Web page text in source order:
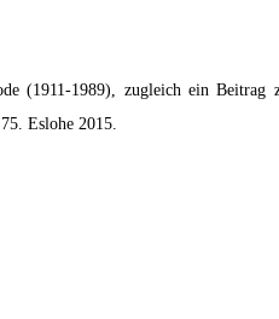
(1911-1989), zugleich ein Beitrag
Eslohe 2015.